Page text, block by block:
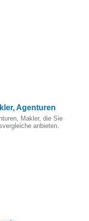
Agenturen
Makler, die Sie
anbieten.